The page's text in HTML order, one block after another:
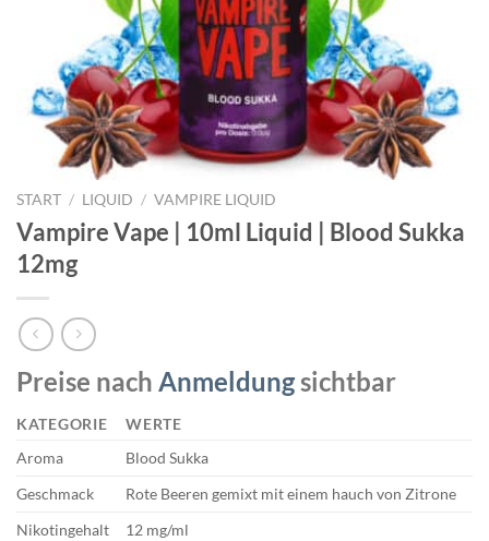
START / LIQUID / VAMPIRE LIQUID
Vampire Vape | 10ml Liquid | Blood Sukka
12mg
Preise nach Anmeldungsichtbar
KATEGORIE
WERTE
Aroma
Blood Sukka
Geschmack
Rote Beeren gemixt mit einem hauch von Zitrone
Nikotingehalt
12 mg/ml